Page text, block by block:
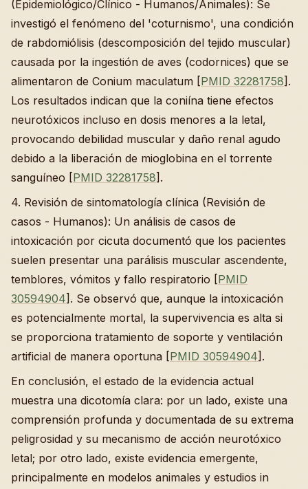
(Epidemiológico/Clínico - Humanos/Animales): Se
investigó el fenómeno del 'coturnismo', una condición
de rabdomiólisis (descomposición del tejido muscular)
causada por la ingestión de aves (codornices) que se
alimentaron de Conium maculatum [PMID 32281758].
Los resultados indican que la coniína tiene efectos
neurotóxicos incluso en dosis menores a la letal,
provocando debilidad muscular y daño renal agudo
debido a la liberación de mioglobina en el torrente
sanguíneo [PMID 32281758].
4. Revisión de sintomatología clínica (Revisión de
casos - Humanos): Un análisis de casos de
intoxicación por cicuta documentó que los pacientes
suelen presentar una parálisis muscular ascendente,
temblores, vómitos y fallo respiratorio [PMID
30594904]. Se observó que, aunque la intoxicación
es potencialmente mortal, la supervivencia es alta si
se proporciona tratamiento de soporte y ventilación
artificial de manera oportuna [PMID 30594904].
En conclusión, el estado de la evidencia actual
muestra una dicotomía clara: por un lado, existe una
comprensión profunda y documentada de su extrema
peligrosidad y su mecanismo de acción neurotóxico
letal; por otro lado, existe evidencia emergente,
principalmente en modelos animales y estudios in